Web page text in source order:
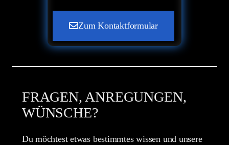
Zum Kontaktformular
FRAGEN, ANREGUNGEN,
WÜNSCHE?
Du möchtest etwas bestimmtes wissen und unsere